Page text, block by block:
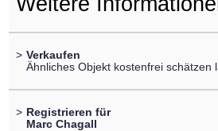
> Verkaufen
Ähnliches Objekt kostenfrei schätzen
> Registrieren für
Marc Chagall